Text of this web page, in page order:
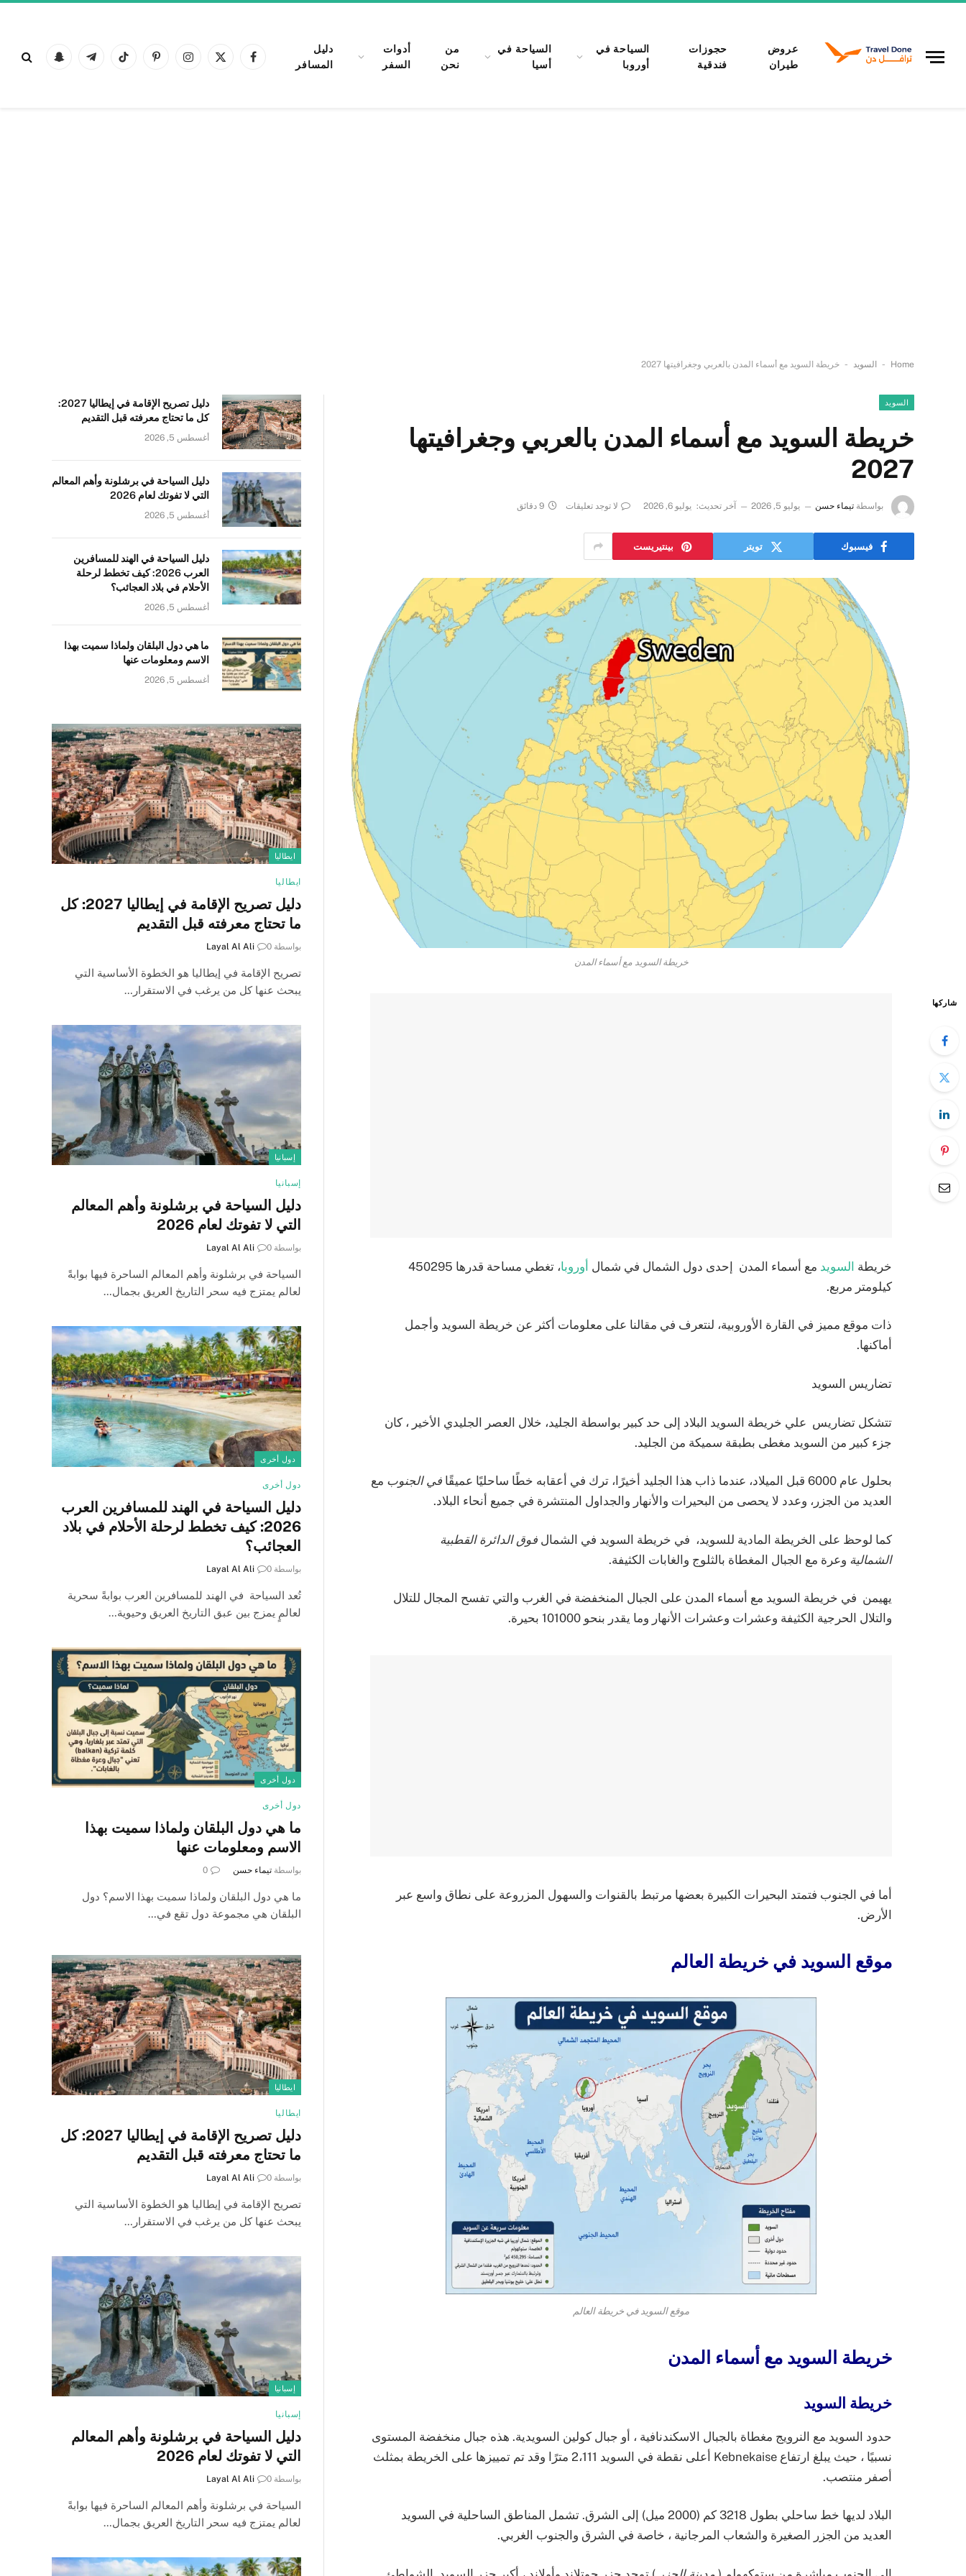
عروض
طيران
حجوزات
فندقية
السياحة في
أوروبا
السياحة في
أسيا
من
نحن
أدوات
السفر
دليل
المسافر
فيسبوكX
الانستغرامبينتيريستتيكتوك تيلقرام Snapchat
Home
- السويد - خريطة السويد مع أسماء المدن بالعربي وجغرافيتها 2027
السويد
خريطة السويد مع أسماء المدن بالعربي وجغرافيتها
2027
بواسطة تيماء حسن يوليو 5, 2026 آخر تحديث: يوليو 6, 2026 لا توجد تعليقات 9 دقائق
فيسبوك تويتر بينتيريست
خريطة السويد مع أسماء المدن
شاركها
خريطة السويد مع أسماء المدن إحدى دول الشمال في شمال أوروبا
، تغطي مساحة قدرها 450295
كيلومتر مربع.
ذات موقع مميز في القارة الأوروبية، لنتعرف في مقالنا على معلومات أكثر عن خريطة السويد وأجمل
أماكنها.
تضاريس السويد
تتشكل تضاريس علي خريطة السويد البلاد إلى حد كبير بواسطة الجليد، خلال العصر الجليدي الأخير ، كان
جزء كبير من السويد مغطى بطبقة سميكة من الجليد.
بحلول عام 6000 قبل الميلاد، عندما ذاب هذا الجليد أخيرًا، ترك في أعقابه خطًا ساحليًا عميقًا في الجنوب مع
العديد من الجزر، وعدد لا يحصى من البحيرات والأنهار والجداول المنتشرة في جميع أنحاء البلاد.
كما لوحظ على الخريطة المادية للسويد، في خريطة السويد في الشمال فوق الدائرة القطبية
الشمالية وعرة مع الجبال المغطاة بالثلوج والغابات الكثيفة.
يهيمن في خريطة السويد مع أسماء المدن على الجبال المنخفضة في الغرب والتي تفسح المجال للتلال
والتلال الحرجية الكثيفة وعشرات وعشرات الأنهار وما يقدر بنحو 101000 بحيرة.
أما في الجنوب فتمتد البحيرات الكبيرة بعضها مرتبط بالقنوات والسهول المزروعة على نطاق واسع عبر
الأرض.
موقع السويد في خريطة العالم
موقع السويد في خريطة العالم
خريطة السويد مع أسماء المدن
خريطة السويد
حدود السويد مع النرويج مغطاة بالجبال الاسكندنافية ، أو جبال كولين السويدية. هذه جبال منخفضة المستوى
نسبيًا ، حيث يبلغ ارتفاع Kebnekaise أعلى نقطة في السويد 2،111 مترًا وقد تم تمييزها على الخريطة بمثلث
أصفر منتصب.
البلاد لديها خط ساحلي بطول 3218 كم (2000 ميل) إلى الشرق. تشمل المناطق الساحلية في السويد
العديد من الجزر الصغيرة والشعاب المرجانية ، خاصة في الشرق والجنوب الغربي.
دليل تصريح الإقامة في إيطاليا 2027:
كل ما تحتاج معرفته قبل التقديم
أغسطس 5, 2026
دليل السياحة في برشلونة وأهم المعالم
التي لا تفوتك لعام 2026
أغسطس 5, 2026
دليل السياحة في الهند للمسافرين
العرب 2026: كيف تخطط لرحلة
الأحلام في بلاد العجائب؟
أغسطس 5, 2026
ما هي دول البلقان ولماذا سميت بهذا
الاسم ومعلومات عنها
أغسطس 5, 2026
ايطاليا
ايطاليا
دليل تصريح الإقامة في إيطاليا 2027: كل
ما تحتاج معرفته قبل التقديم
بواسطة Layal Al Ali 0
تصريح الإقامة في إيطاليا هو الخطوة الأساسية التي
يبحث عنها كل من يرغب في الاستقرار…
إسبانيا
إسبانيا
دليل السياحة في برشلونة وأهم المعالم
التي لا تفوتك لعام 2026
بواسطة Layal Al Ali 0
السياحة في برشلونة وأهم المعالم الساحرة فيها بوابةً
لعالم يمتزج فيه سحر التاريخ العريق بجمال…
دول أخرى
دول أخرى
دليل السياحة في الهند للمسافرين العرب
2026: كيف تخطط لرحلة الأحلام في بلاد
العجائب؟
بواسطة Layal Al Ali 0
تُعد السياحة في الهند للمسافرين العرب بوابةً سحرية
لعالمٍ يمزج بين عبق التاريخ العريق وحيوية…
دول أخرى
دول أخرى
ما هي دول البلقان ولماذا سميت بهذا
الاسم ومعلومات عنها
بواسطة تيماء حسن 0
ما هي دول البلقان ولماذا سميت بهذا الاسم؟ دول
البلقان هي مجموعة دول تقع في…
ايطاليا
ايطاليا
دليل تصريح الإقامة في إيطاليا 2027: كل
ما تحتاج معرفته قبل التقديم
بواسطة Layal Al Ali 0
تصريح الإقامة في إيطاليا هو الخطوة الأساسية التي
يبحث عنها كل من يرغب في الاستقرار…
إسبانيا
إسبانيا
دليل السياحة في برشلونة وأهم المعالم
التي لا تفوتك لعام 2026
بواسطة Layal Al Ali 0
السياحة في برشلونة وأهم المعالم الساحرة فيها بوابةً
لعالم يمتزج فيه سحر التاريخ العريق بجمال…